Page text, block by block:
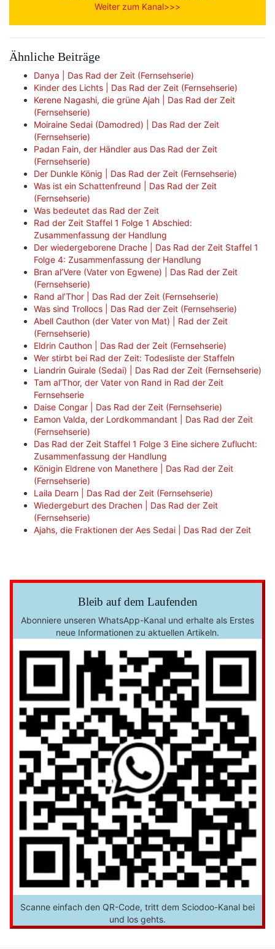
Weiter zum Kanal>>>
Ähnliche Beiträge
Danya | Das Rad der Zeit (Fernsehserie)
Kinder des Lichts | Das Rad der Zeit (Fernsehserie)
Kerene Nagashi, die grüne Ajah | Das Rad der Zeit
(Fernsehserie)
Moiraine Sedai (Damodred) | Das Rad der Zeit
(Fernsehserie)
Padan Fain, der Händler aus Das Rad der Zeit
(Fernsehserie)
Der Dunkle König | Das Rad der Zeit (Fernsehserie)
Was ist ein Schattenfreund | Das Rad der Zeit
(Fernsehserie)
Was bedeutet das Rad der Zeit
Rad der Zeit Staffel 1 Folge 1 Abschied:
Zusammenfassung der Handlung
Der wiedergeborene Drache | Das Rad der Zeit Staffel 1
Folge 4: Zusammenfassung der Handlung
Bran al’Vere (Vater von Egwene) | Das Rad der Zeit
(Fernsehserie)
Rand al’Thor | Das Rad der Zeit (Fernsehserie)
Was sind Trollocs | Das Rad der Zeit (Fernsehserie)
Abell Cauthon (der Vater von Mat) | Rad der Zeit
(Fernsehserie)
Eldrin Cauthon | Das Rad der Zeit (Fernsehserie)
Wer stirbt bei Rad der Zeit: Todesliste der Staffeln
Liandrin Guirale (Sedai) | Das Rad der Zeit (Fernsehserie)
Tam al’Thor, der Vater von Rand in Rad der Zeit
Fernsehserie
Daise Congar | Das Rad der Zeit (Fernsehserie)
Eamon Valda, der Lordkommandant | Das Rad der Zeit
(Fernsehserie)
Das Rad der Zeit Staffel 1 Folge 3 Eine sichere Zuflucht:
Zusammenfassung der Handlung
Königin Eldrene von Manethere | Das Rad der Zeit
(Fernsehserie)
Laila Dearn | Das Rad der Zeit (Fernsehserie)
Wiedergeburt des Drachen | Das Rad der Zeit
(Fernsehserie)
Ajahs, die Fraktionen der Aes Sedai | Das Rad der Zeit
Bleib auf dem Laufenden
Abonniere unseren WhatsApp-Kanal und erhalte als Erstes
neue Informationen zu aktuellen Artikeln.
Scanne einfach den QR-Code, tritt dem Sciodoo-Kanal bei
und los gehts.